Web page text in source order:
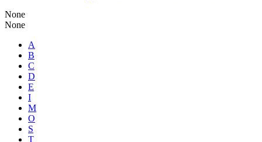
None
None
A
B
C
D
E
I
M
O
S
T